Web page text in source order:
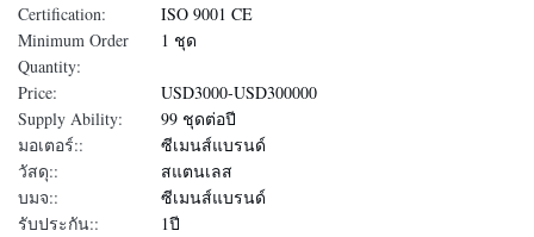
Certification:
ISO 9001 CE
Minimum Order
Quantity:
1 ชุด
Price:
USD3000-USD300000
Supply Ability:
99 ชุดต่อปี
มอเตอร์::
ซีเมนส์แบรนด์
วัสดุ::
สแตนเลส
บมจ::
ซีเมนส์แบรนด์
รับประกัน::
1ปี